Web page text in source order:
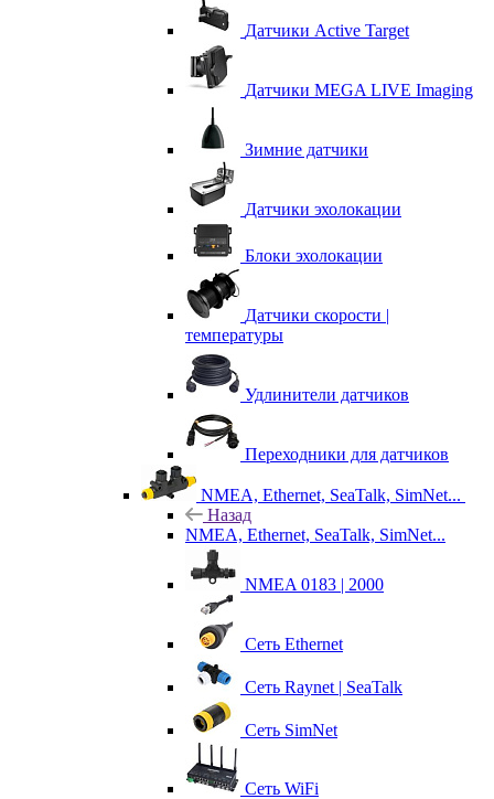
Датчики Active Target
Датчики MEGA LIVE Imaging
Зимние датчики
Датчики эхолокации
Блоки эхолокации
Датчики скорости |
температуры
Удлинители датчиков
Переходники для датчиков
NMEA, Ethernet, SeaTalk, SimNet...
Назад
NMEA, Ethernet, SeaTalk, SimNet...
NMEA 0183 | 2000
Сеть Ethernet
Сеть Raynet | SeaTalk
Сеть SimNet
Сеть WiFi